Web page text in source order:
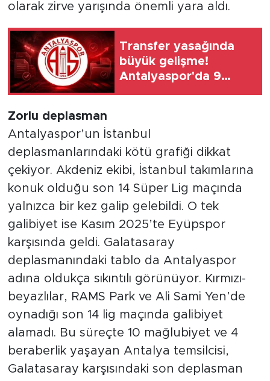
olarak zirve yarışında önemli yara aldı.
Transfer yasağında
büyük gelişme!
Antalyaspor'da 9
Zorlu deplasman
Antalyaspor’un İstanbul
deplasmanlarındaki kötü grafiği dikkat
çekiyor. Akdeniz ekibi, İstanbul takımlarına
konuk olduğu son 14 Süper Lig maçında
yalnızca bir kez galip gelebildi. O tek
galibiyet ise Kasım 2025’te Eyüpspor
karşısında geldi. Galatasaray
deplasmanındaki tablo da Antalyaspor
adına oldukça sıkıntılı görünüyor. Kırmızı-
beyazlılar, RAMS Park ve Ali Sami Yen’de
oynadığı son 14 lig maçında galibiyet
alamadı. Bu süreçte 10 mağlubiyet ve 4
beraberlik yaşayan Antalya temsilcisi,
Galatasaray karşısındaki son deplasman